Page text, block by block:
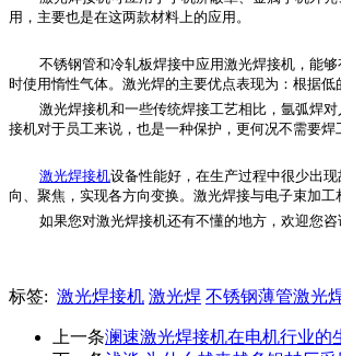
用，主要也是在这两款材料上的应用。
不锈钢管和冷轧板焊接中应用激光焊接机，能
时使用惰性气体。激光焊的主要优点表现为：根据
激光焊接机和一些传统焊接工艺相比，氩弧焊
接机对于员工来说，也是一种保护，更何况不需要
激光焊接机设备性能好，在生产过程中很少出
向、聚焦，实现各方向变换。激光焊接与电子束加
如果您对激光焊接机还有不懂的地方，欢迎您
标签: 激光焊接机 激光焊 不锈钢薄管激光
上一条澜速激光焊接机在电机行业的